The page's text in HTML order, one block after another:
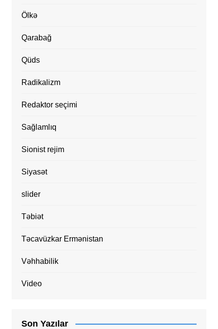
Ölkə
Qarabağ
Qüds
Radikalizm
Redaktor seçimi
Sağlamlıq
Sionist rejim
Siyasət
slider
Təbiət
Təcavüzkar Ermənistan
Vəhhabilik
Video
Son Yazılar